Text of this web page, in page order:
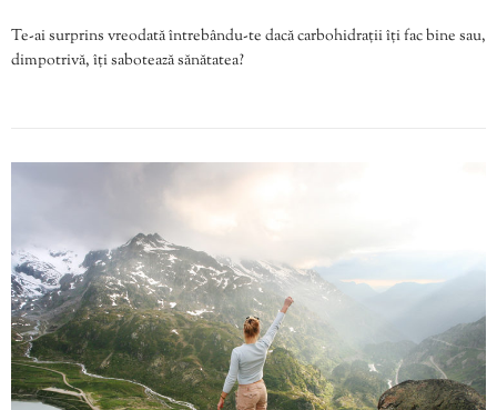
Te-ai surprins vreodată întrebându-te dacă carbohidrații îți fac bine sau,
dimpotrivă, îți sabotează sănătatea?